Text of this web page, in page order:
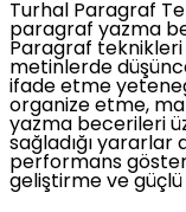
Turhal Paragraf
paragraf yazma
Paragraf teknikleri
metinlerde
ifade etme
organize etme,
yazma becerileri
sağladığı yararlar
performans
geliştirme ve